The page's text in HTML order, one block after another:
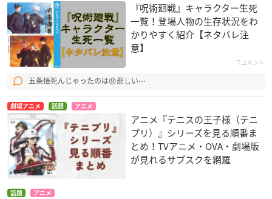
『呪術廻戦』キャラクター生死
一覧！登場人物の生存状況をわ
かりやすく紹介【ネタバレ注
意】
7コメント
五条悟死んじゃったのは😞悲しい⋯
劇場アニメ 話題 アニメ
アニメ『テニスの王子様（テニ
プリ）』シリーズを見る順番ま
とめ！TVアニメ・OVA・劇場版
が見れるサブスクを網羅
話題 アニメ